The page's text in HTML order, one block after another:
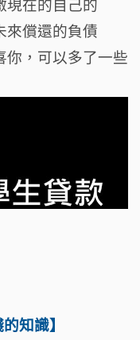
現在的自己的
來償還的負債
你，可以多了一些
知識】